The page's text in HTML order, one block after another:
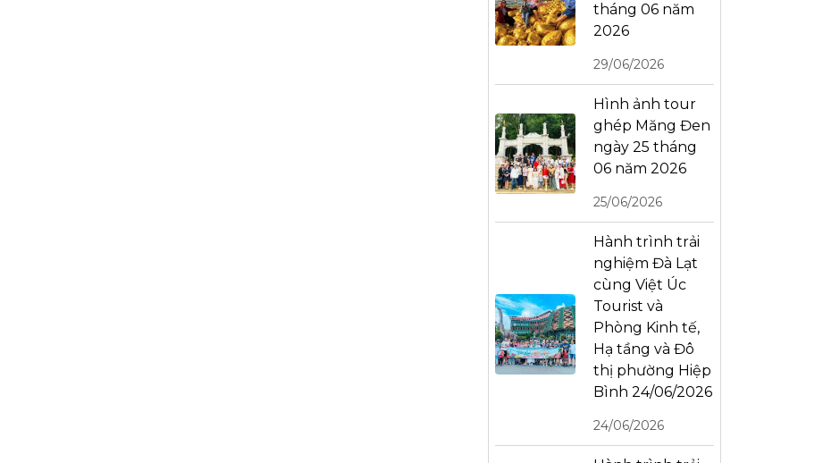
tháng 06 năm
2026
29/06/2026
Hình ảnh tour
ghép Măng Đen
ngày 25 tháng
06 năm 2026
25/06/2026
Hành trình trải
nghiệm Đà Lạt
cùng Việt Úc
Tourist và
Phòng Kinh tế,
Hạ tầng và Đô
thị phường Hiệp
Bình 24/06/2026
24/06/2026